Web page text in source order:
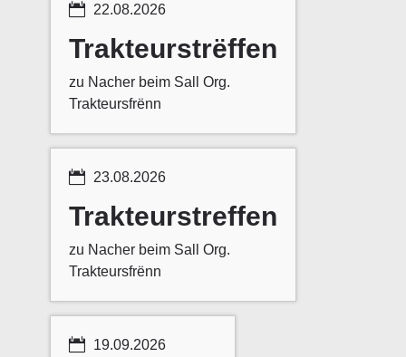
 22.08.2026
Trakteurstrëffen
zu Nacher beim Sall Org.
Trakteursfrënn
 23.08.2026
Trakteurstreffen
zu Nacher beim Sall Org.
Trakteursfrënn
 19.09.2026